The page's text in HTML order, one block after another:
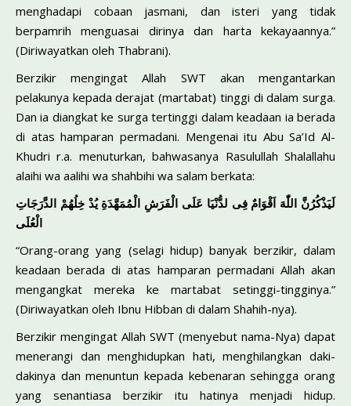
menghadapi co­baan jasmani, dan isteri yang tidak
berpamrih menguasai dirinya dan harta kekayaannya.”
(Diriwayatkan oleh Thabrani).
Berzikir mengingat Allah SWT akan mengantarkan
pelakunya kepa­da derajat (martabat) tinggi di dalam surga.
Dan ia diangkat ke surga tertinggi dalam keadaan ia berada
di atas hamparan permadani. Me­ngenai itu Abu Sa’Id Al-
Khudri r.a. menuturkan, bahwasanya Rasulullah Shalallahu
alaihi wa aalihi wa shahbihi wa salam berkata:
لَيَذْكُرُنَّ اللّٰهَ اَقْوَامٌ فِى لدُّنْيَا عَلَى الْفَرَشِ الْمُمَهَّدَةِ يُدْ خِلُهُمْ الدَّرَجَاتِ
الْعُلَى
“Orang-orang yang (selagi hidup) banyak berzikir, dalam
keadaan berada di atas hamparan permadani Allah akan
mengangkat mere­ka ke martabat setinggi-tingginya.”
(Diriwayatkan oleh Ibnu Hibban di dalam Shahih-nya).
Berzikir mengingat Allah SWT (menyebut nama-Nya) dapat
me­nerangi dan menghidupkan hati, menghilangkan daki-
dakinya dan me­nuntun kepada kebenaran sehingga orang
yang senantiasa berzikir itu hatinya menjadi hidup.